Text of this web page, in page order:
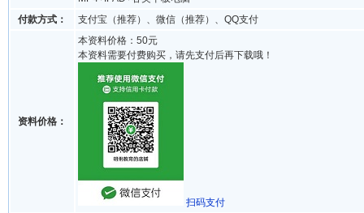
付款方式：
支付宝（推荐）、微信（推荐）、QQ支付
资料价格：
本资料价格：50元
本资料需要付费购买，请先支付后再下载哦！
扫码支付